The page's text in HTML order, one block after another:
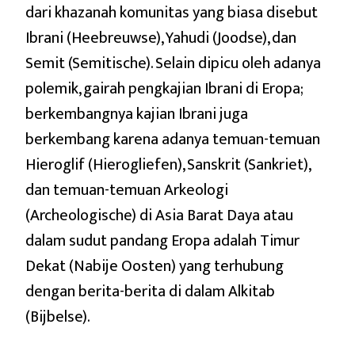
dari khazanah komunitas yang biasa disebut
Ibrani (Heebreuwse), Yahudi (Joodse), dan
Semit (Semitische). Selain dipicu oleh adanya
polemik, gairah pengkajian Ibrani di Eropa;
berkembangnya kajian Ibrani juga
berkembang karena adanya temuan-temuan
Hieroglif (Hierogliefen), Sanskrit (Sankriet),
dan temuan-temuan Arkeologi
(Archeologische) di Asia Barat Daya atau
dalam sudut pandang Eropa adalah Timur
Dekat (Nabije Oosten) yang terhubung
dengan berita-berita di dalam Alkitab
(Bijbelse).